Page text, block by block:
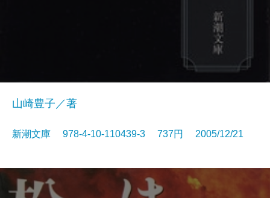
山崎豊子／著
新潮文庫 978-4-10-110439-3 737円 2005/12/21